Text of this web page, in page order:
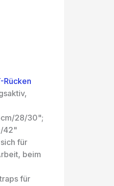
Rücken
28/30";
42"
für
beim
für